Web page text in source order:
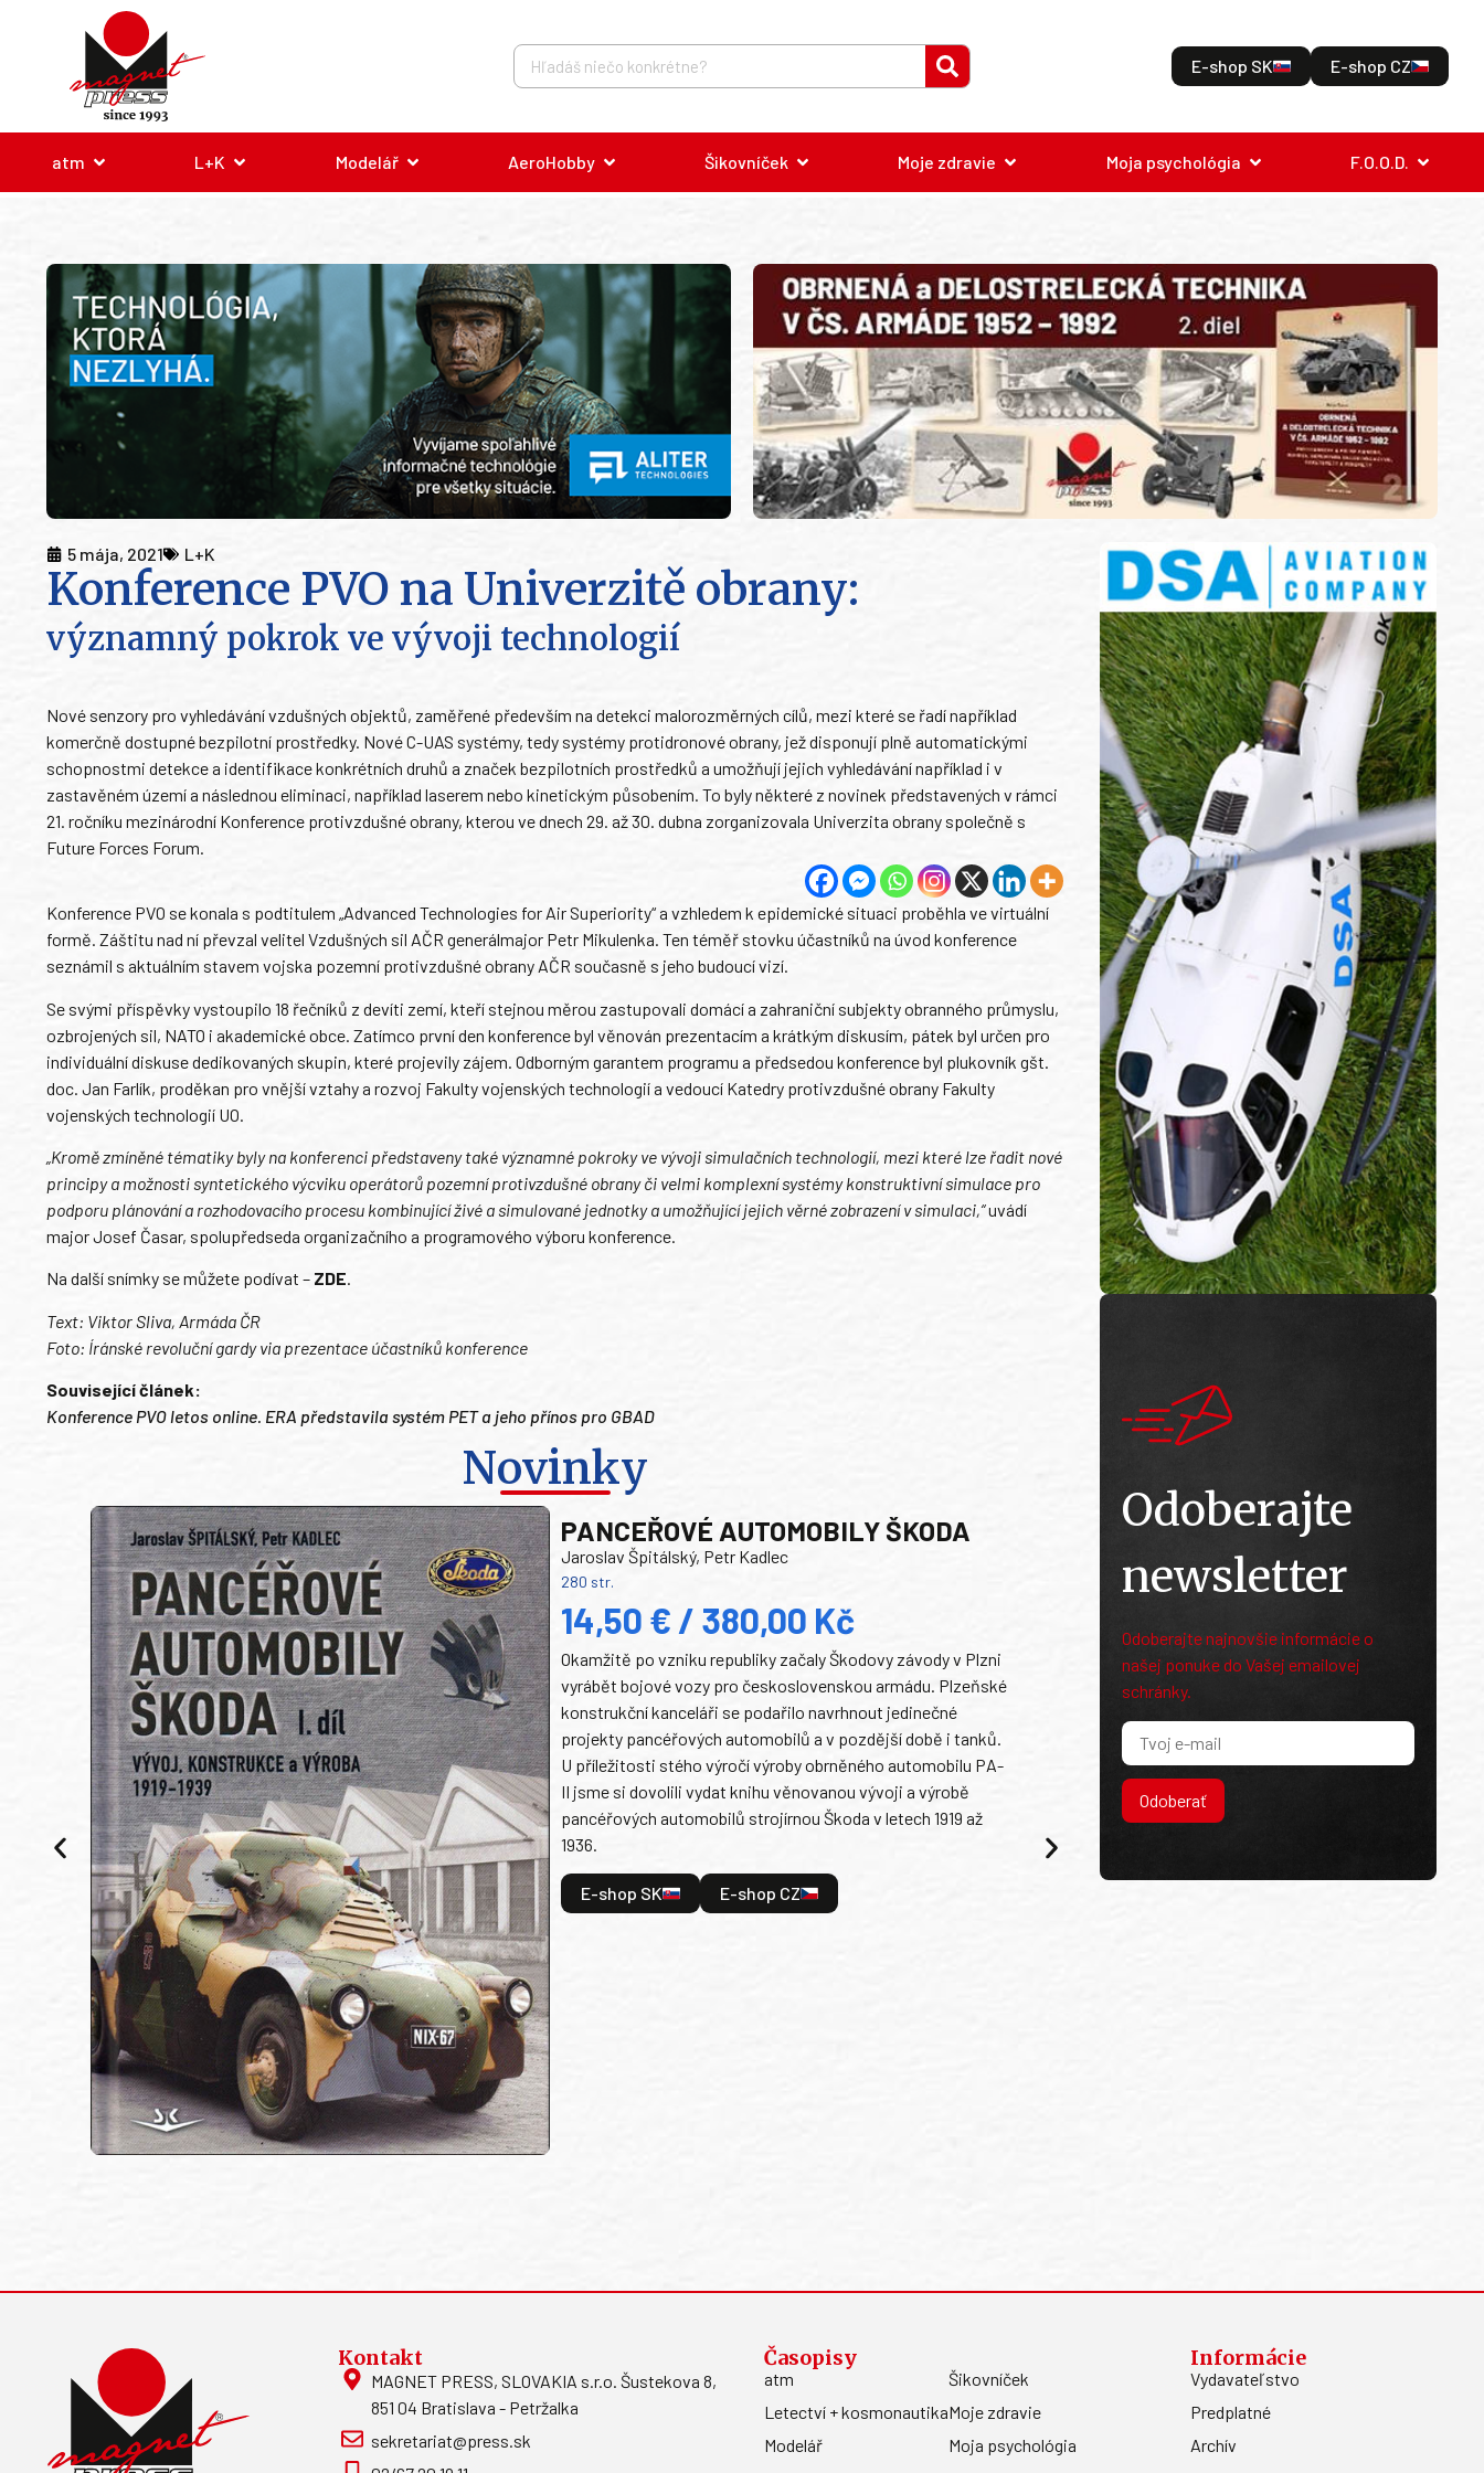
E-shop SK E-shop CZ
atm L+K Modelář AeroHobby Šikovníček Moje zdravie Moja psychológia F.O.O.D.
5 mája, 2021 L+K
Konference PVO na Univerzitě obrany:
významný pokrok ve vývoji technologií
Nové senzory pro vyhledávání vzdušných objektů, zaměřené především na detekci malorozměrných cílů, mezi které se řadí například
komerčně dostupné bezpilotní prostředky. Nové C-UAS systémy, tedy systémy protidronové obrany, jež disponují plně automatickými
schopnostmi detekce a identifikace konkrétních druhů a značek bezpilotních prostředků a umožňují jejich vyhledávání například i v
zastavěném území a následnou eliminaci, například laserem nebo kinetickým působením. To byly některé z novinek představených v rámci
21. ročníku mezinárodní Konference protivzdušné obrany, kterou ve dnech 29. až 30. dubna zorganizovala Univerzita obrany společně s
Future Forces Forum.
Konference PVO se konala s podtitulem „Advanced Technologies for Air Superiority“ a vzhledem k epidemické situaci proběhla ve virtuální
formě. Záštitu nad ní převzal velitel Vzdušných sil AČR generálmajor Petr Mikulenka. Ten téměř stovku účastníků na úvod konference
seznámil s aktuálním stavem vojska pozemní protivzdušné obrany AČR současně s jeho budoucí vizí.
Se svými příspěvky vystoupilo 18 řečníků z devíti zemí, kteří stejnou měrou zastupovali domácí a zahraniční subjekty obranného průmyslu,
ozbrojených sil, NATO i akademické obce. Zatímco první den konference byl věnován prezentacím a krátkým diskusím, pátek byl určen pro
individuální diskuse dedikovaných skupin, které projevily zájem. Odborným garantem programu a předsedou konference byl plukovník gšt.
doc. Jan Farlík, proděkan pro vnější vztahy a rozvoj Fakulty vojenských technologií a vedoucí Katedry protivzdušné obrany Fakulty
vojenských technologií UO.
„Kromě zmíněné tématiky byly na konferenci představeny také významné pokroky ve vývoji simulačních technologií, mezi které lze řadit nové
principy a možnosti syntetického výcviku operátorů pozemní protivzdušné obrany či velmi komplexní systémy konstruktivní simulace pro
podporu plánování a rozhodovacího procesu kombinující živé a simulované jednotky a umožňující jejich věrné zobrazení v simulaci,“uvádí
major Josef Časar, spolupředseda organizačního a programového výboru konference.
Na další snímky se můžete podívat – ZDE.
Text: Viktor Sliva, Armáda ČR
Foto: Íránské revoluční gardy via prezentace účastníků konference
Související článek:
Konference PVO letos online. ERA představila systém PET a jeho přínos pro GBAD
Novinky
PANCEŘOVÉ AUTOMOBILY ŠKODA
Jaroslav Špitálský, Petr Kadlec
280 str.
14,50 € / 380,00 Kč
Okamžitě po vzniku republiky začaly Škodovy závody v Plzni
vyrábět bojové vozy pro československou armádu. Plzeňské
konstrukční kanceláři se podařilo navrhnout jedinečné
projekty pancéřových automobilů a v pozdější době i tanků.
U příležitosti stého výročí výroby obrněného automobilu PA-
II jsme si dovolili vydat knihu věnovanou vývoji a výrobě
pancéřových automobilů strojírnou Škoda v letech 1919 až
1936.
E-shop SK E-shop CZ
Odoberajte
newsletter
Odoberajte najnovšie informácie o
našej ponuke do Vašej emailovej
schránky.
Odoberať
Kontakt
MAGNET PRESS, SLOVAKIA s.r.o. Šustekova 8,
851 04 Bratislava - Petržalka
sekretariat@press.sk
Časopisy
atm
Letectví + kosmonautika
Modelář
Šikovníček
Moje zdravie
Moja psychológia
Informácie
Vydavateľstvo
Predplatné
Archív